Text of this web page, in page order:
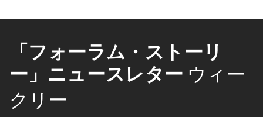
「フォーラム・ストーリ
ー」ニュースレター ウィー
クリー